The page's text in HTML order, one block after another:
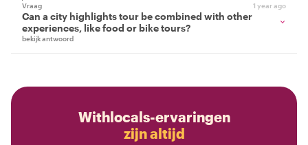
Vraag 1 year ago
Can a city highlights tour be combined with other
experiences, like food or bike tours?
bekijk antwoord
Withlocals-ervaringen
zijn altijd